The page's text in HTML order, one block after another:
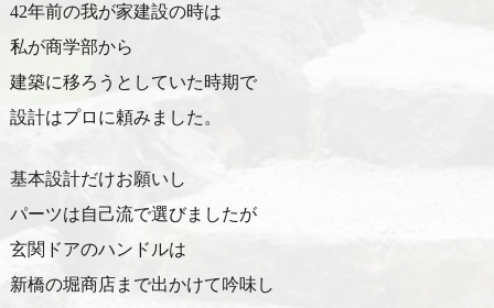
42年前の我が家建設の時は
私が商学部から
建築に移ろうとしていた時期で
設計はプロに頼みました。
基本設計だけお願いし
パーツは自己流で選びましたが
玄関ドアのハンドルは
新橋の堀商店まで出かけて吟味し